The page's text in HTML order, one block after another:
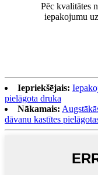
Pēc kvalitātes
iepakojumu
Iepriekšējais:
pielāgota druka
Nākamais:
dāvanu kastītes